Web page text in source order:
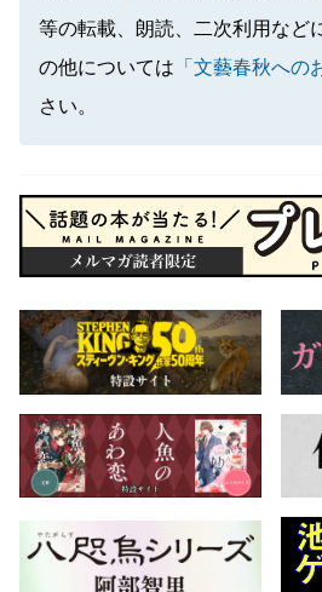
等の転載、朗読、二次利用など
の他については 「文藝春秋への
さい。